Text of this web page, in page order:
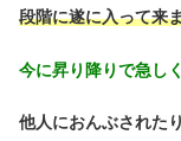
段階に遂に入って来
今に昇り降りで急し
他人におんぶされた